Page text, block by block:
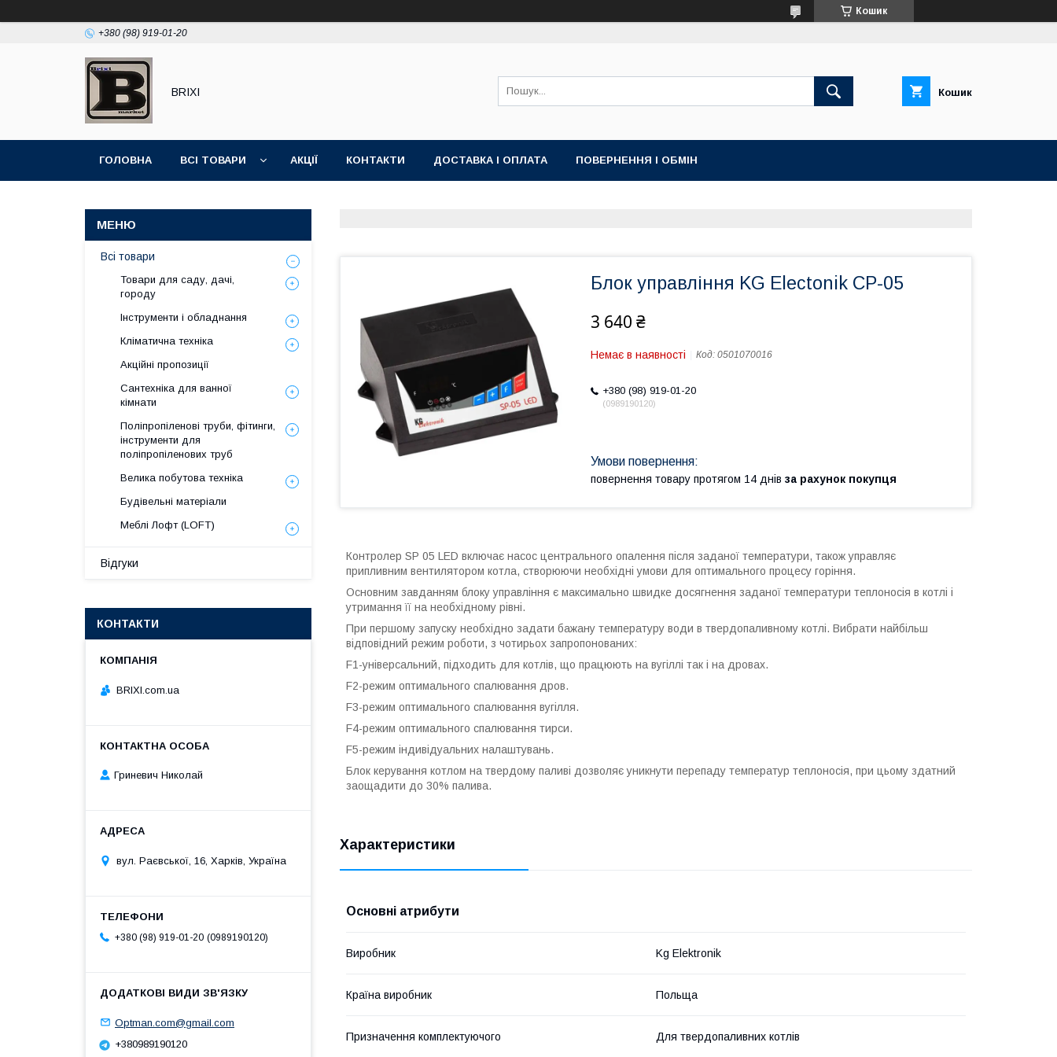
Кошик
+380 (98) 919-01-20
BRIXI Кошик
ГОЛОВНА ВСІ ТОВАРИ АКЦІЇ КОНТАКТИ ДОСТАВКА І ОПЛАТА ПОВЕРНЕННЯ І ОБМІН
Блок управління KG Electonik CP-05
3 640 ₴
Немає в наявності Код: 0501070016
+380 (98) 919-01-20
0989190120
повернення товару протягом 14 днів за рахунок покупця
Контролер SP 05 LED включає насос центрального опалення після заданої температури, також управляє
припливним вентилятором котла, створюючи необхідні умови для оптимального процесу горіння.
Основним завданням блоку управління є максимально швидке досягнення заданої температури теплоносія в котлі і
утримання її на необхідному рівні.
При першому запуску необхідно задати бажану температуру води в твердопаливному котлі. Вибрати найбільш
відповідний режим роботи, з чотирьох запропонованих:
F1-універсальний, підходить для котлів, що працюють на вугіллі так і на дровах.
F2-режим оптимального спалювання дров.
F3-режим оптимального спалювання вугілля.
F4-режим оптимального спалювання тирси.
F5-режим індивідуальних налаштувань.
Блок керування котлом на твердому паливі дозволяє уникнути перепаду температур теплоносія, при цьому здатний
заощадити до 30% палива.
Характеристики
Основні атрибути
Виробник Kg Elektronik
Країна виробник Польща
Призначення комплектуючого Для твердопаливних котлів
Всі товари
Товари для саду, дачі,
городу
Інструменти і обладнання
Кліматична техніка
Акційні пропозиції
Сантехніка для ванної
кімнати
Поліпропіленові труби, фітинги,
інструменти для
поліпропіленових труб
Велика побутова техніка
Будівельні матеріали
Меблі Лофт (LOFT)
Відгуки
КОНТАКТИ
BRIXI.com.ua
Гриневич Николай
вул. Раєвської, 16, Харків, Україна
+380 (98) 919-01-20 0989190120
Optman.com@gmail.com
+380989190120